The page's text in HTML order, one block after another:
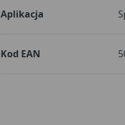
Aplikacja
Kod EAN